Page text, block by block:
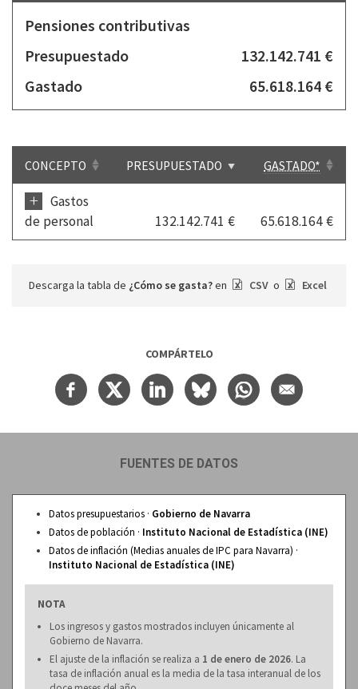
Pensiones contributivas
Presupuestado
132.142.741 €
Gastado
65.618.164 €
CONCEPTO PRESUPUESTADO GASTADO*
+
Gastos
de personal
132.142.741 € 65.618.164 €
Descarga la tabla de ¿Cómo se gasta?en CSV o Excel
COMPÁRTELO
FUENTES DE DATOS
Datos presupuestarios · Gobierno de Navarra
Datos de población · Instituto Nacional de Estadística (INE)
Datos de inflación (Medias anuales de IPC para Navarra) ·
Instituto Nacional de Estadística (INE)
NOTA
Los ingresos y gastos mostrados incluyen únicamente al
Gobierno de Navarra.
El ajuste de la inflación se realiza a 1 de enero de 2026. La
tasa de inflación anual es la media de la tasa interanual de los